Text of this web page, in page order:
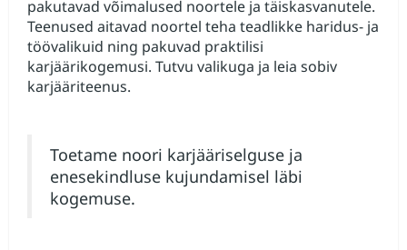
pakutavad võimalused noortele ja täiskasvanutele.
Teenused aitavad noortel teha teadlikke haridus‑ ja
töövalikuid ning pakuvad praktilisi
karjäärikogemusi. Tutvu valikuga ja leia sobiv
karjääriteenus.
Toetame noori karjääriselguse ja
enesekindluse kujundamisel läbi
kogemuse.